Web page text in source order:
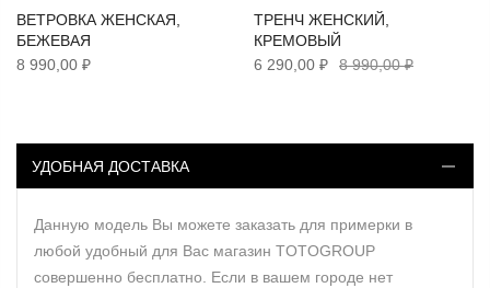
ВЕТРОВКА ЖЕНСКАЯ,
БЕЖЕВАЯ
8 990,00 ₽
ТРЕНЧ ЖЕНСКИЙ,
КРЕМОВЫЙ
6 290,00 ₽
8 990,00 ₽
УДОБНАЯ ДОСТАВКА
Данную модель Вы можете заказать для примерки в
любой удобный для Вас магазин TOTOGROUP
совершенно бесплатно. Если в вашем городе нет